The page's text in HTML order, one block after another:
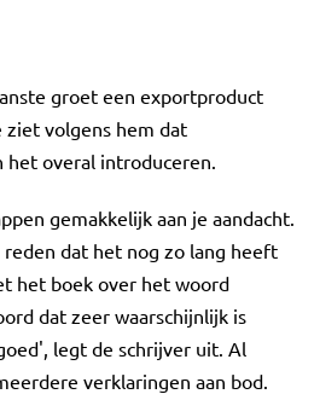
groet een exportproduct
ziet volgens hem dat
overal introduceren.
gemakkelijk aan je aandacht.
reden dat het nog zo lang heeft
het boek over het woord
dat zeer waarschijnlijk is
legt de schrijver uit. Al
verklaringen aan bod.